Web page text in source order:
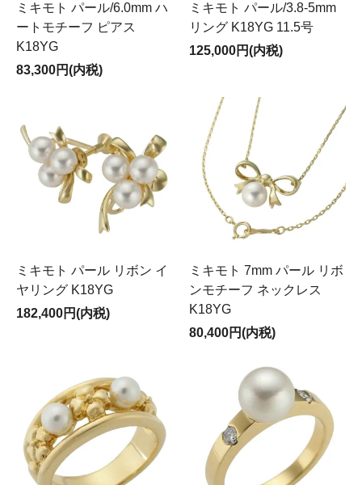
ミキモト パール/6.0mm ハ
ートモチーフ ピアス
K18YG
83,300円(内税)
ミキモト パール/3.8-5mm
リング K18YG 11.5号
125,000円(内税)
ミキモト パール リボン イ
ヤリング K18YG
182,400円(内税)
ミキモト 7mm パール リボ
ンモチーフ ネックレス
K18YG
80,400円(内税)